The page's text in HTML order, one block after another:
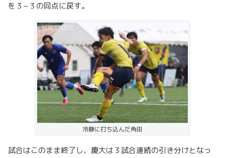
を３−３の同点に戻す。
冷静に打ち込んだ角田
試合はこのまま終了し、慶大は３試合連続の引き分けとなっ